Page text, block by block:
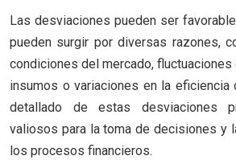
Las desviaciones pueden ser
pueden surgir por diversas razones,
condiciones del mercado,
insumos o variaciones en la eficiencia
detallado de estas desviaciones
valiosos para la toma de decisiones y
los procesos financieros.